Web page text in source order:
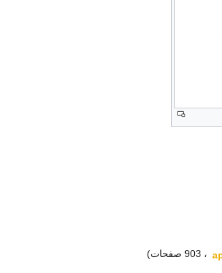
، 903 صفحات)